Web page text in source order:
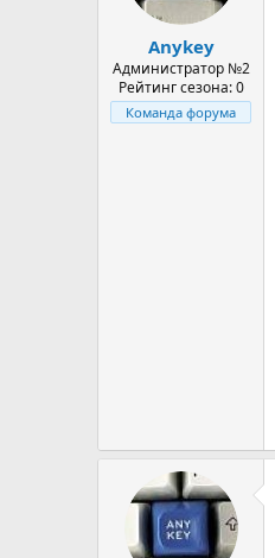
Anykey
Администратор №2
Рейтинг сезона: 0
Команда форума